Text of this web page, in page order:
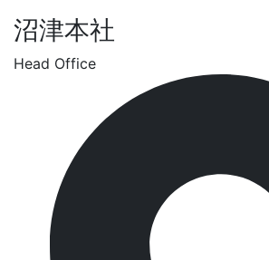
沼津本社
Head Office